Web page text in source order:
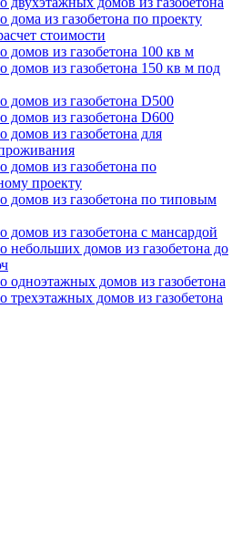
дома из газобетона по проекту
стоимости
домов из газобетона 100 кв м
домов из газобетона 150 кв м под
домов из газобетона D500
домов из газобетона D600
домов из газобетона для
домов из газобетона по
проекту
домов из газобетона по типовым
домов из газобетона с мансардой
небольших домов из газобетона до
одноэтажных домов из газобетона
трехэтажных домов из газобетона